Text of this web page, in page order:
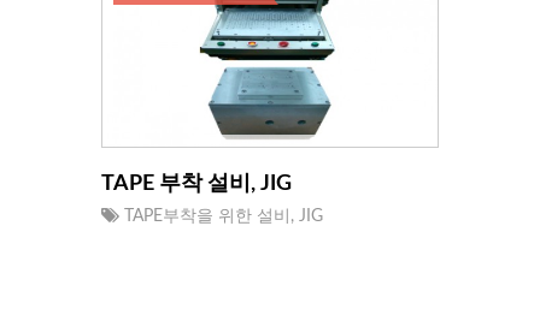
TAPE 부착 설비, JIG
TAPE부착을 위한 설비, JIG